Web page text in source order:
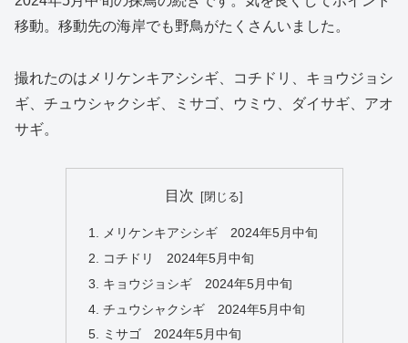
移動。移動先の海岸でも野鳥がたくさんいました。
撮れたのはメリケンキアシシギ、コチドリ、キョウジョシ
ギ、チュウシャクシギ、ミサゴ、ウミウ、ダイサギ、アオ
サギ。
目次
メリケンキアシシギ 2024年5月中旬
コチドリ 2024年5月中旬
キョウジョシギ 2024年5月中旬
チュウシャクシギ 2024年5月中旬
ミサゴ 2024年5月中旬